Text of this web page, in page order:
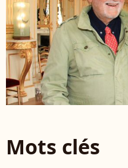
Mots clés